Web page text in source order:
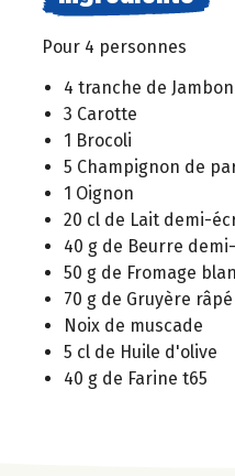
Pour 4 personnes
4 tranche de Jambon
3 Carotte
1 Brocoli
5 Champignon de
1 Oignon
20 cl de Lait demi-
40 g de Beurre
50 g de Fromage
70 g de Gruyère râpé
Noix de muscade
5 cl de Huile d'olive
40 g de Farine t65